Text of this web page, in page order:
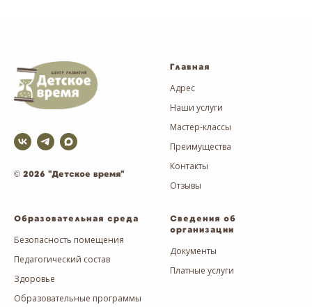
© 2026 "Детское время"
Главная
Адрес
Наши услуги
Мастер-классы
Преимущества
Контакты
Отзывы
Образовательная среда
Безопасность помещения
Педагогический состав
Здоровье
Образовательные программы
Сведения об
организации
Документы
Платные услуги